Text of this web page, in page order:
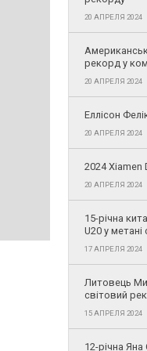
20 АПРЕЛЯ 2024
рекорд у
20 АПРЕЛЯ 2024
Еллісон
20 АПРЕЛЯ 2024
2024 Xiamen
20 АПРЕЛЯ 2024
15-річна
U20 у метані
17 АПРЕЛЯ 2024
Литовець
світовий
15 АПРЕЛЯ 2024
12-річна